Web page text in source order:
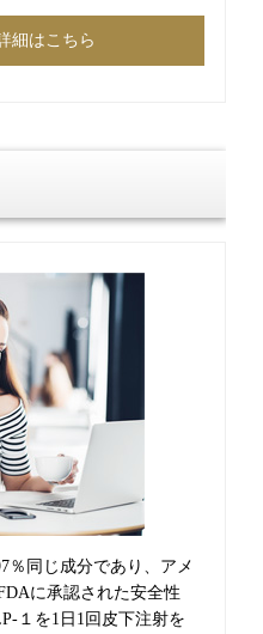
細はこちら
％同じ成分であり、アメ
に承認された安全性
１を1日1回皮下注射を